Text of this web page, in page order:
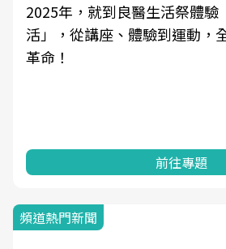
良醫健康網從「換季的身體變
學觀點與日常感受的對話，建
知，進而引導實際的改善行動。
前往專題
頻道熱門新聞